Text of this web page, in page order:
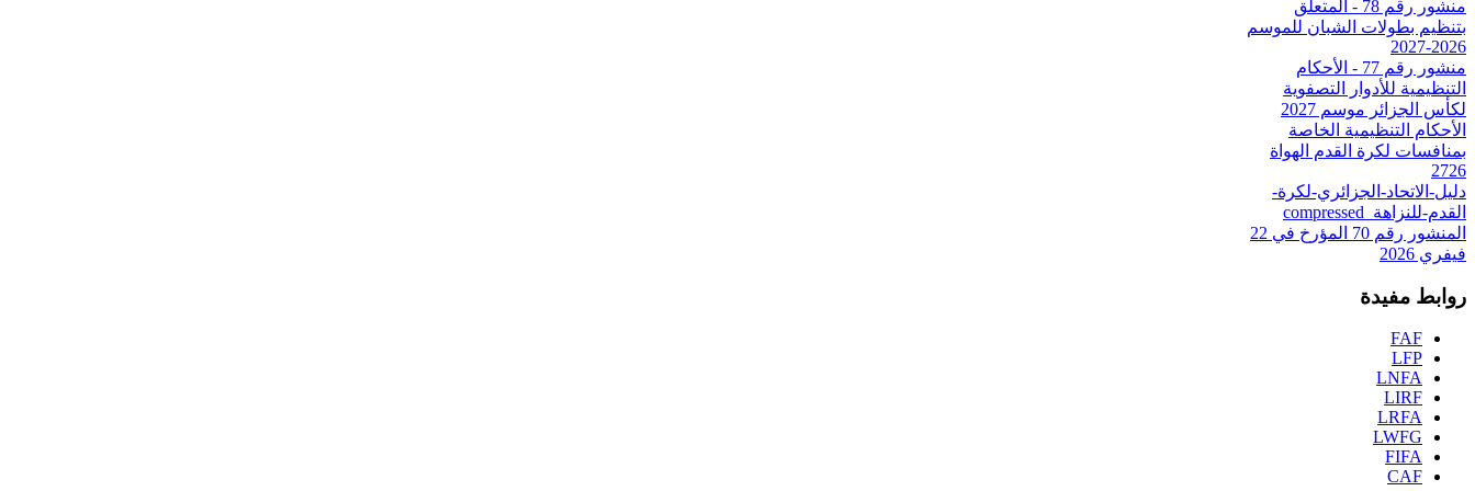
منشور رقم 78 - المتعلق
بتنظيم بطولات الشبان للموسم
2026-2027
منشور رقم 77 - الأحكام
التنظيمية للأدوار التصفوية
لكأس الجزائر موسم 2027
الأحكام التنظيمية الخاصة
بمنافسات لكرة القدم الهواة
2726
دليل-الاتحاد-الجزائري-لكرة-
القدم-للنزاهة_compressed
المنشور رقم 70 المؤرخ في 22
فيفري 2026
روابط مفيدة
FAF
LFP
LNFA
LIRF
LRFA
LWFG
FIFA
CAF